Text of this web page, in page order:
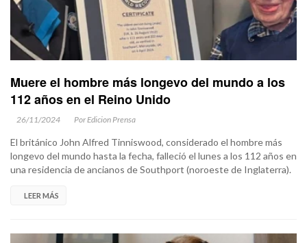
Muere el hombre más longevo del mundo a los
112 años en el Reino Unido
26/11/2024 Por Edicion Prensa
El británico John Alfred Tinniswood, considerado el hombre más
longevo del mundo hasta la fecha, falleció el lunes a los 112 años en
una residencia de ancianos de Southport (noroeste de Inglaterra).
LEER MÁS